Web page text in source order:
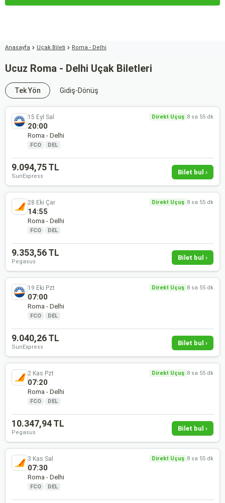
Anasayfa Uçak Bileti Roma - Delhi
Ucuz Roma - Delhi Uçak Biletleri
Tek Yön Gidiş-Dönüş
15 Eyl Sal Direkt Uçuş 8 sa 55 dk
20:00
Roma - Delhi
FCO · DEL
9.094,75 TL
SunExpress
Bilet bul ›
28 Eki Çar Direkt Uçuş 8 sa 55 dk
14:55
Roma - Delhi
FCO · DEL
9.353,56 TL
Pegasus
Bilet bul ›
19 Eki Pzt Direkt Uçuş 8 sa 55 dk
07:00
Roma - Delhi
FCO · DEL
9.040,26 TL
SunExpress
Bilet bul ›
2 Kas Pzt Direkt Uçuş 8 sa 55 dk
07:20
Roma - Delhi
FCO · DEL
10.347,94 TL
Pegasus
Bilet bul ›
3 Kas Sal Direkt Uçuş 8 sa 55 dk
07:30
Roma - Delhi
FCO · DEL